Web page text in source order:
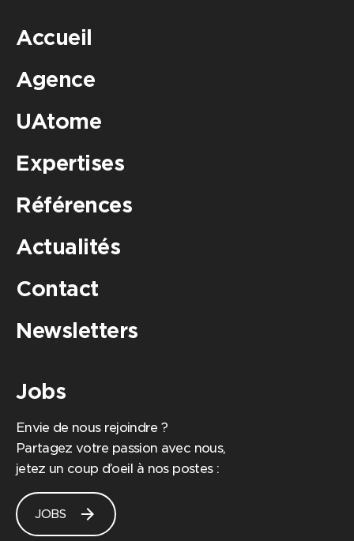
Accueil
Agence
UAtome
Expertises
Références
Actualités
Contact
Newsletters
Jobs
Envie de nous rejoindre ?
Partagez votre passion avec nous,
jetez un coup d’oeil à nos postes :
JOBS arrow_forward